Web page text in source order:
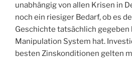
unabhängig von allen Krisen in
noch ein riesiger Bedarf, ob es
Geschichte tatsächlich gegeben
Manipulation System hat.
besten Zinskonditionen gelten